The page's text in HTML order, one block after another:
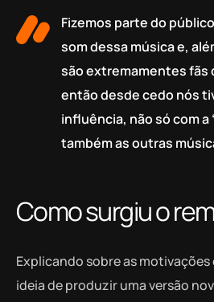
Fizemos parte do
som dessa música e,
são extremamentes fãs
então desde cedo nós
influência, não só com a
também as outras
Como surgiu o
Explicando sobre as
ideia de produzir uma versão